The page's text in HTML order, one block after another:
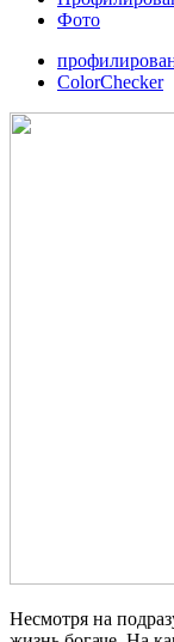
Фото
ColorChecker
Несмотря на